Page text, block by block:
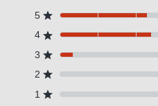
5
4
3
2
1